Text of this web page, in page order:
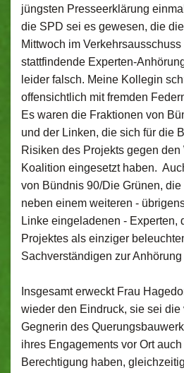
jüngsten Presseerklärung
die SPD sei es gewesen, die
Mittwoch im
stattfindende Experten-
leider falsch. Meine Kollegin
offensichtlich mit fremden
Es waren die Fraktionen von
und der Linken, die sich für die
Risiken des Projekts gegen
Koalition eingesetzt haben.
von Bündnis 90/Die Grünen,
neben einem weiteren -
Linke eingeladenen - Experten,
Projektes als einziger
Sachverständigen zur
Insgesamt erweckt Frau
wieder den Eindruck, sie sei die
Gegnerin des
ihres Engagements vor Ort
Berechtigung haben,